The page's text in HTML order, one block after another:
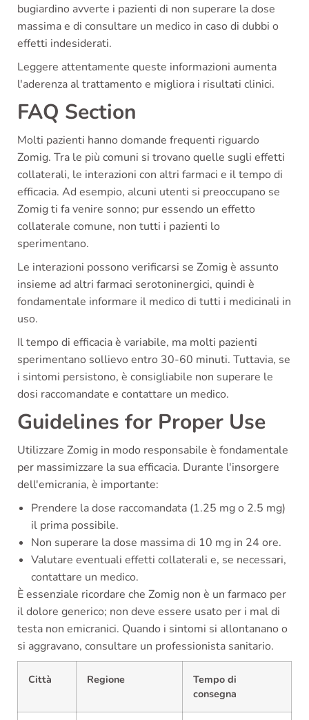
bugiardino avverte i pazienti di non superare la dose
massima e di consultare un medico in caso di dubbi o
effetti indesiderati.
Leggere attentamente queste informazioni aumenta
l'aderenza al trattamento e migliora i risultati clinici.
FAQ Section
Molti pazienti hanno domande frequenti riguardo
Zomig. Tra le più comuni si trovano quelle sugli effetti
collaterali, le interazioni con altri farmaci e il tempo di
efficacia. Ad esempio, alcuni utenti si preoccupano se
Zomig ti fa venire sonno; pur essendo un effetto
collaterale comune, non tutti i pazienti lo
sperimentano.
Le interazioni possono verificarsi se Zomig è assunto
insieme ad altri farmaci serotoninergici, quindi è
fondamentale informare il medico di tutti i medicinali in
uso.
Il tempo di efficacia è variabile, ma molti pazienti
sperimentano sollievo entro 30-60 minuti. Tuttavia, se
i sintomi persistono, è consigliabile non superare le
dosi raccomandate e contattare un medico.
Guidelines for Proper Use
Utilizzare Zomig in modo responsabile è fondamentale
per massimizzare la sua efficacia. Durante l'insorgere
dell'emicrania, è importante:
Prendere la dose raccomandata (1.25 mg o 2.5 mg)
il prima possibile.
Non superare la dose massima di 10 mg in 24 ore.
Valutare eventuali effetti collaterali e, se necessari,
contattare un medico.
È essenziale ricordare che Zomig non è un farmaco per
il dolore generico; non deve essere usato per i mal di
testa non emicranici. Quando i sintomi si allontanano o
si aggravano, consultare un professionista sanitario.
Città Regione
Tempo di
consegna